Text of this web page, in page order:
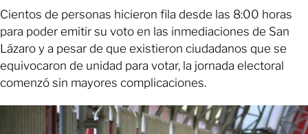
Cientos de personas hicieron fila desde las 8:00 horas
para poder emitir su voto en las inmediaciones de San
Lázaro y a pesar de que existieron ciudadanos que se
equivocaron de unidad para votar, la jornada electoral
comenzó sin mayores complicaciones.